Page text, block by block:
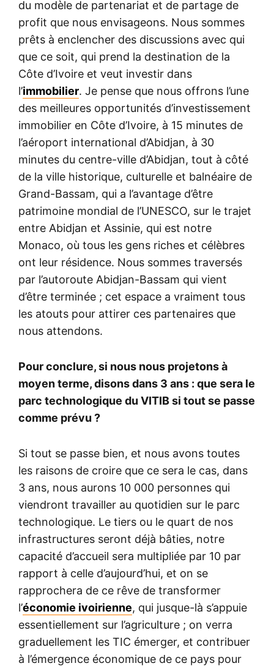
du modèle de partenariat et de partage de
profit que nous envisageons. Nous sommes
prêts à enclencher des discussions avec qui
que ce soit, qui prend la destination de la
Côte d’Ivoire et veut investir dans
l’immobilier. Je pense que nous offrons l’une
des meilleures opportunités d’investissement
immobilier en Côte d’Ivoire, à 15 minutes de
l’aéroport international d’Abidjan, à 30
minutes du centre-ville d’Abidjan, tout à côté
de la ville historique, culturelle et balnéaire de
Grand-Bassam, qui a l’avantage d’être
patrimoine mondial de l’UNESCO, sur le trajet
entre Abidjan et Assinie, qui est notre
Monaco, où tous les gens riches et célèbres
ont leur résidence. Nous sommes traversés
par l’autoroute Abidjan-Bassam qui vient
d’être terminée ; cet espace a vraiment tous
les atouts pour attirer ces partenaires que
nous attendons.
Pour conclure, si nous nous projetons à
moyen terme, disons dans 3 ans : que sera le
parc technologique du VITIB si tout se passe
comme prévu ?
Si tout se passe bien, et nous avons toutes
les raisons de croire que ce sera le cas, dans
3 ans, nous aurons 10 000 personnes qui
viendront travailler au quotidien sur le parc
technologique. Le tiers ou le quart de nos
infrastructures seront déjà bâties, notre
capacité d’accueil sera multipliée par 10 par
rapport à celle d’aujourd’hui, et on se
rapprochera de ce rêve de transformer
l’économie ivoirienne, qui jusque-là s’appuie
essentiellement sur l’agriculture ; on verra
graduellement les TIC émerger, et contribuer
à l’émergence économique de ce pays pour